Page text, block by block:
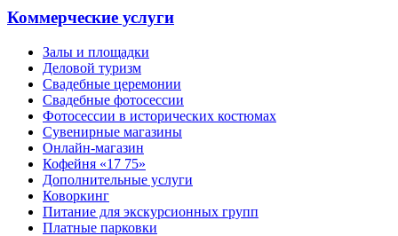
Коммерческие услуги
Залы и площадки
Деловой туризм
Свадебные церемонии
Свадебные фотосессии
Фотосессии в исторических костюмах
Сувенирные магазины
Онлайн-магазин
Кофейня «17 75»
Дополнительные услуги
Коворкинг
Питание для экскурсионных групп
Платные парковки